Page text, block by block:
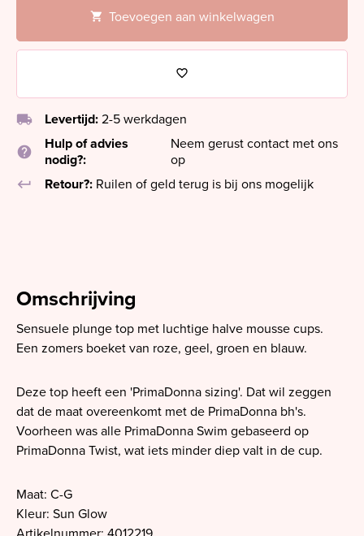
Toevoegen aan winkelwagen
local_shipping Levertijd: 2-5 werkdagen
help
Hulp of advies
nodig?:
Neem gerust contact met ons
op
keyboard_return
Retour?: Ruilen of geld terug is bij ons mogelijk
Omschrijving
Sensuele plunge top met luchtige halve mousse cups.
Een zomers boeket van roze, geel, groen en blauw.
Deze top heeft een 'PrimaDonna sizing'. Dat wil zeggen
dat de maat overeenkomt met de PrimaDonna bh's.
Voorheen was alle PrimaDonna Swim gebaseerd op
PrimaDonna Twist, wat iets minder diep valt in de cup.
Maat: C-G
Kleur: Sun Glow